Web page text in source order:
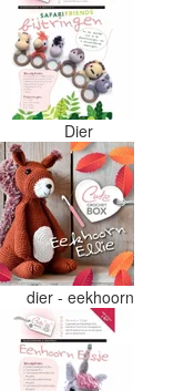
Dier
dier - eekhoorn